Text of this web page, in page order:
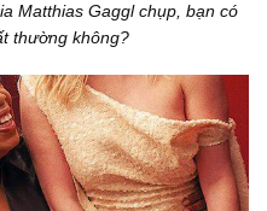
Matthias Gaggl chụp, bạn có
thường không?